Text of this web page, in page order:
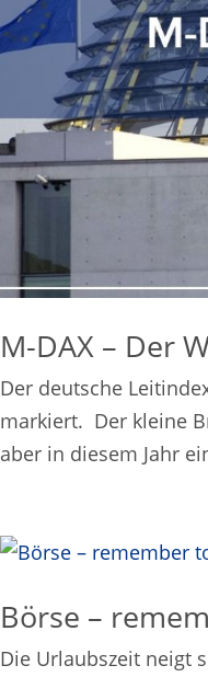
M-DAX – Der
Der deutsche
markiert. Der kleine
aber in diesem Jahr
Börse –
Die Urlaubszeit neigt